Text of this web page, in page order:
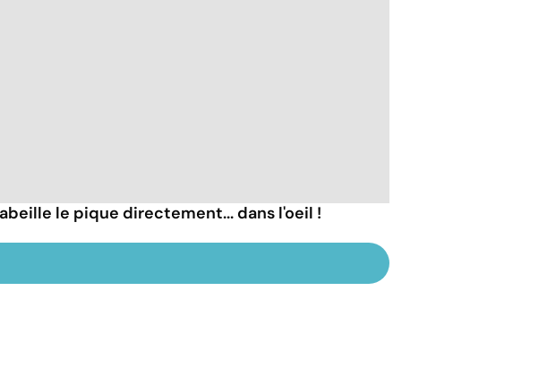
le pique directement... dans l'oeil !